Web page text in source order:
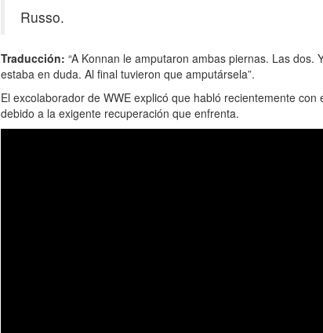
Russo.
Traducción: “A Konnan le amputaron ambas piernas. Las
estaba en duda. Al final tuvieron que amputársela”.
El excolaborador de WWE explicó que habló recientemente
debido a la exigente recuperación que enfrenta.